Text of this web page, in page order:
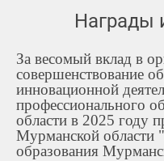
Награды
За весомый вклад в
совершенствование
инновационной
профессионального
области в 2025 году
Мурманской области
образования